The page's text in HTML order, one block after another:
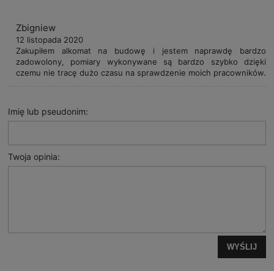
Zbigniew
12 listopada 2020
Zakupiłem alkomat na budowę i jestem naprawdę bardzo
zadowolony, pomiary wykonywane są bardzo szybko dzięki
czemu nie tracę dużo czasu na sprawdzenie moich pracowników.
Imię lub pseudonim:
Twoja opinia:
WYŚLIJ